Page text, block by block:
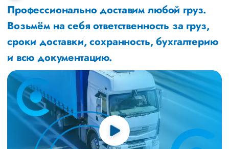
Профессионально доставим любой груз.
Возьмём на себя ответственность за груз,
сроки доставки, сохранность, бухгалтерию
и всю документацию.